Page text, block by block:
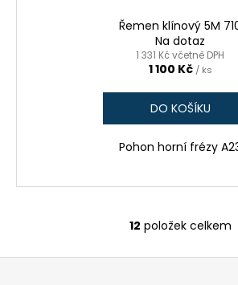
Řemen klínový 5M
Na dotaz
1 331 Kč včetně DPH
1 100 Kč / ks
DO KOŠÍKU
Pohon horní frézy
O
v
12 položek celkem